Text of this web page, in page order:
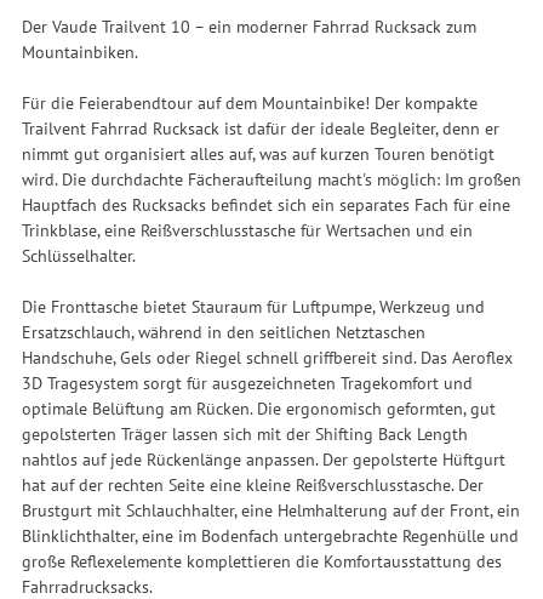
Der Vaude Trailvent 10 – ein moderner Fahrrad Rucksack zum
Mountainbiken.
Für die Feierabendtour auf dem Mountainbike! Der kompakte
Trailvent Fahrrad Rucksack ist dafür der ideale Begleiter, denn er
nimmt gut organisiert alles auf, was auf kurzen Touren benötigt
wird. Die durchdachte Fächeraufteilung macht's möglich: Im großen
Hauptfach des Rucksacks befindet sich ein separates Fach für eine
Trinkblase, eine Reißverschlusstasche für Wertsachen und ein
Schlüsselhalter.
Die Fronttasche bietet Stauraum für Luftpumpe, Werkzeug und
Ersatzschlauch, während in den seitlichen Netztaschen
Handschuhe, Gels oder Riegel schnell griffbereit sind. Das Aeroflex
3D Tragesystem sorgt für ausgezeichneten Tragekomfort und
optimale Belüftung am Rücken. Die ergonomisch geformten, gut
gepolsterten Träger lassen sich mit der Shifting Back Length
nahtlos auf jede Rückenlänge anpassen. Der gepolsterte Hüftgurt
hat auf der rechten Seite eine kleine Reißverschlusstasche. Der
Brustgurt mit Schlauchhalter, eine Helmhalterung auf der Front, ein
Blinklichthalter, eine im Bodenfach untergebrachte Regenhülle und
große Reflexelemente komplettieren die Komfortausstattung des
Fahrradrucksacks.